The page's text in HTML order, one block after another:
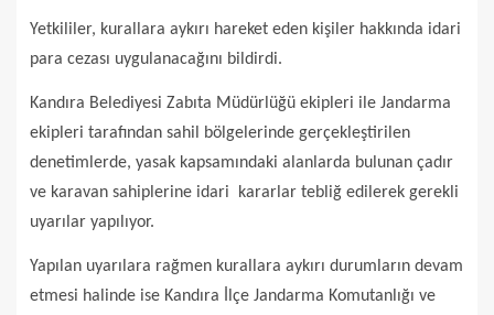
Yetkililer, kurallara aykırı hareket eden kişiler hakkında idari
para cezası uygulanacağını bildirdi.
Kandıra Belediyesi Zabıta Müdürlüğü ekipleri ile Jandarma
ekipleri tarafından sahil bölgelerinde gerçekleştirilen
denetimlerde, yasak kapsamındaki alanlarda bulunan çadır
ve karavan sahiplerine idari kararlar tebliğ edilerek gerekli
uyarılar yapılıyor.
Yapılan uyarılara rağmen kurallara aykırı durumların devam
etmesi halinde ise Kandıra İlçe Jandarma Komutanlığı ve